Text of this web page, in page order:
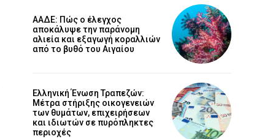
ΑΑΔΕ: Πώς ο έλεγχος
αποκάλυψε την παράνομη
αλιεία και εξαγωγή κοραλλιών
από το βυθό του Αιγαίου
Ελληνική Ένωση Τραπεζών:
Μέτρα στήριξης οικογενειών
των θυμάτων, επιχειρήσεων
και ιδιωτών σε πυρόπληκτες
περιοχές